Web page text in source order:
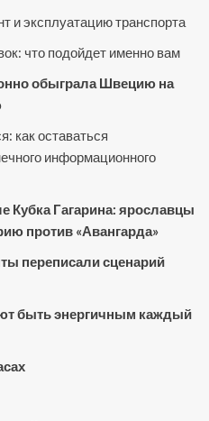
и эксплуатацию транспорта
что подойдет именно вам
обыграла Швецию на
как оставаться
информационного
Кубка Гагарина: ярославцы
против «Авангарда»
переписали сценарий
быть энергичным каждый